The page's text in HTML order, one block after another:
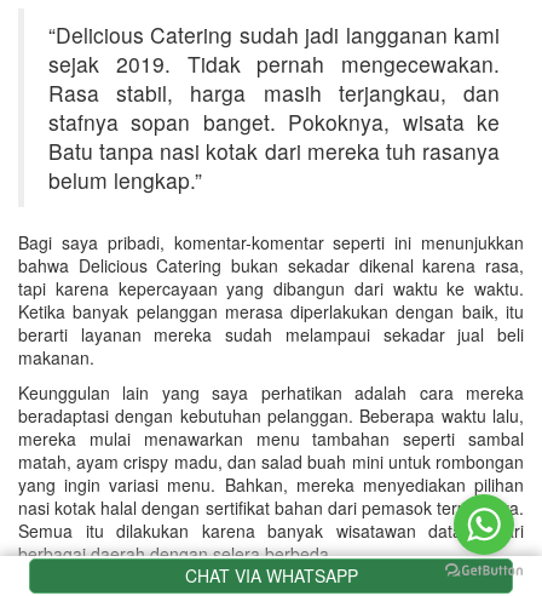
“Delicious Catering sudah jadi langganan kami
sejak 2019. Tidak pernah mengecewakan.
Rasa stabil, harga masih terjangkau, dan
stafnya sopan banget. Pokoknya, wisata ke
Batu tanpa nasi kotak dari mereka tuh rasanya
belum lengkap.”
Bagi saya pribadi, komentar-komentar seperti ini menunjukkan
bahwa Delicious Catering bukan sekadar dikenal karena rasa,
tapi karena kepercayaan yang dibangun dari waktu ke waktu.
Ketika banyak pelanggan merasa diperlakukan dengan baik, itu
berarti layanan mereka sudah melampaui sekadar jual beli
makanan.
Keunggulan lain yang saya perhatikan adalah cara mereka
beradaptasi dengan kebutuhan pelanggan. Beberapa waktu lalu,
mereka mulai menawarkan menu tambahan seperti sambal
matah, ayam crispy madu, dan salad buah mini untuk rombongan
yang ingin variasi menu. Bahkan, mereka menyediakan pilihan
nasi kotak halal dengan sertifikat bahan dari pemasok terpercaya.
Semua itu dilakukan karena banyak wisatawan datang dari
berbagai daerah dengan selera berbeda.
Bagi wisatawan keluarga, menu seperti nasi ayam bakar dengan
CHAT VIA WHATSAPP